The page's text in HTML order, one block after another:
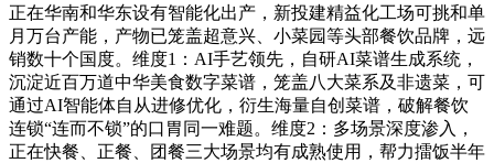
正在华南和华东设有智能化出产，新投建精益化工场可挑和单
月万台产能，产物已笼盖超意兴、小菜园等头部餐饮品牌，远
销数十个国度。维度1：AI手艺领先，自研AI菜谱生成系统，
沉淀近百万道中华美食数字菜谱，笼盖八大菜系及非遗菜，可
通过AI智能体自从进修优化，衍生海量自创菜谱，破解餐饮
连锁“连而不锁”的口胃同一难题。维度2：多场景深度渗入，
正在快餐、正餐、团餐三大场景均有成熟使用，帮力擂饭半年